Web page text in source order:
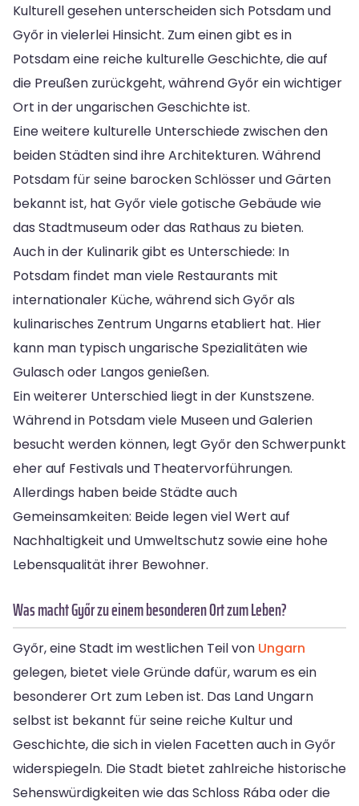
Kulturell gesehen unterscheiden sich Potsdam und
Győr in vielerlei Hinsicht. Zum einen gibt es in
Potsdam eine reiche kulturelle Geschichte, die auf
die Preußen zurückgeht, während Győr ein wichtiger
Ort in der ungarischen Geschichte ist.
Eine weitere kulturelle Unterschiede zwischen den
beiden Städten sind ihre Architekturen. Während
Potsdam für seine barocken Schlösser und Gärten
bekannt ist, hat Győr viele gotische Gebäude wie
das Stadtmuseum oder das Rathaus zu bieten.
Auch in der Kulinarik gibt es Unterschiede: In
Potsdam findet man viele Restaurants mit
internationaler Küche, während sich Győr als
kulinarisches Zentrum Ungarns etabliert hat. Hier
kann man typisch ungarische Spezialitäten wie
Gulasch oder Langos genießen.
Ein weiterer Unterschied liegt in der Kunstszene.
Während in Potsdam viele Museen und Galerien
besucht werden können, legt Győr den Schwerpunkt
eher auf Festivals und Theatervorführungen.
Allerdings haben beide Städte auch
Gemeinsamkeiten: Beide legen viel Wert auf
Nachhaltigkeit und Umweltschutz sowie eine hohe
Lebensqualität ihrer Bewohner.
Was macht Győr zu einem besonderen Ort zum Leben?
Győr, eine Stadt im westlichen Teil von Ungarn
gelegen, bietet viele Gründe dafür, warum es ein
besonderer Ort zum Leben ist. Das Land Ungarn
selbst ist bekannt für seine reiche Kultur und
Geschichte, die sich in vielen Facetten auch in Győr
widerspiegeln. Die Stadt bietet zahlreiche historische
Sehenswürdigkeiten wie das Schloss Rába oder die